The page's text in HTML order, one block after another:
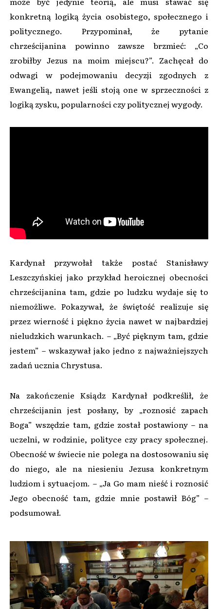
konkretną logiką życia osobistego, społecznego i
politycznego. Przypominał, że pytanie
chrześcijanina powinno zawsze brzmieć: „Co
zrobiłby Jezus na moim miejscu?”. Zachęcał do
odwagi w podejmowaniu decyzji zgodnych z
Ewangelią, nawet jeśli stoją one w sprzeczności z
logiką zysku, popularności czy politycznej wygody.
Kardynał przywołał także postać Stanisławy
Leszczyńskiej jako przykład heroicznej obecności
chrześcijanina tam, gdzie po ludzku wydaje się to
niemożliwe. Pokazywał, że świętość realizuje się
przez wierność i piękno życia nawet w najbardziej
nieludzkich warunkach. – „Być pięknym tam, gdzie
jestem” – wskazywał jako jedno z najważniejszych
zadań ucznia Chrystusa.
Na zakończenie Ksiądz Kardynał podkreślił, że
chrześcijanin jest posłany, by „roznosić zapach
Boga” wszędzie tam, gdzie został postawiony – na
uczelni, w rodzinie, polityce czy pracy społecznej.
Obecność w świecie nie polega na dostosowaniu się
do niego, ale na niesieniu Jezusa konkretnym
ludziom i sytuacjom. – „Ja Go mam nieść i roznosić
Jego obecność tam, gdzie mnie postawił Bóg” –
podsumował.